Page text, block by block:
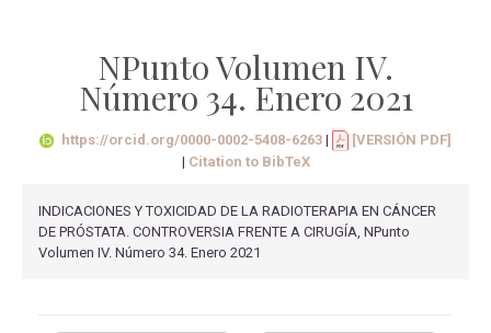
NPunto Volumen IV.
Número 34. Enero 2021
https://orcid.org/0000-0002-5408-6263|
[VERSIÓN PDF]
| Citation to BibTeX
INDICACIONES Y TOXICIDAD DE LA RADIOTERAPIA EN CÁNCER
DE PRÓSTATA. CONTROVERSIA FRENTE A CIRUGÍA, NPunto
Volumen IV. Número 34. Enero 2021